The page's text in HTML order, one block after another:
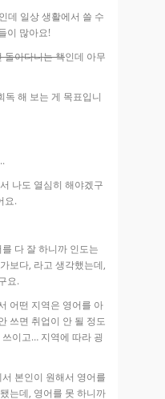
데 일상 생활에서 쓸 수
이 많아요!
돌아다니는 책인데 아무
독 해 보는 게 목표입니
나도 열심히 해야겠구
요.
다 잘 하니까 인도는
보다, 라고 생각했는데,
요.
어떤 지역은 영어를 아
쓰면 취업이 안 될 정도
이고… 지역에 따라 굉
본인이 원해서 영어를
는데, 영어를 못 하니까